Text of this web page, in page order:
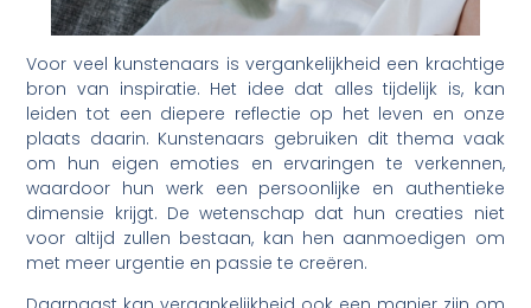
Voor veel kunstenaars is vergankelijkheid een krachtige
bron van inspiratie. Het idee dat alles tijdelijk is, kan
leiden tot een diepere reflectie op het leven en onze
plaats daarin. Kunstenaars gebruiken dit thema vaak
om hun eigen emoties en ervaringen te verkennen,
waardoor hun werk een persoonlijke en authentieke
dimensie krijgt. De wetenschap dat hun creaties niet
voor altijd zullen bestaan, kan hen aanmoedigen om
met meer urgentie en passie te creëren.